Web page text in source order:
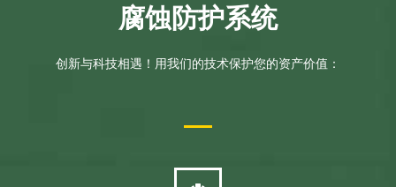
腐蚀防护系统
创新与科技相遇！用我们的技术保护您的资产价值：